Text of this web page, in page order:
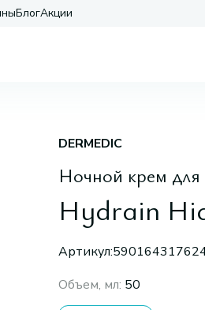
БлогАкции
DERMEDIC
Ночной крем для
Hydrain
Артикул:
Объем, мл: 50